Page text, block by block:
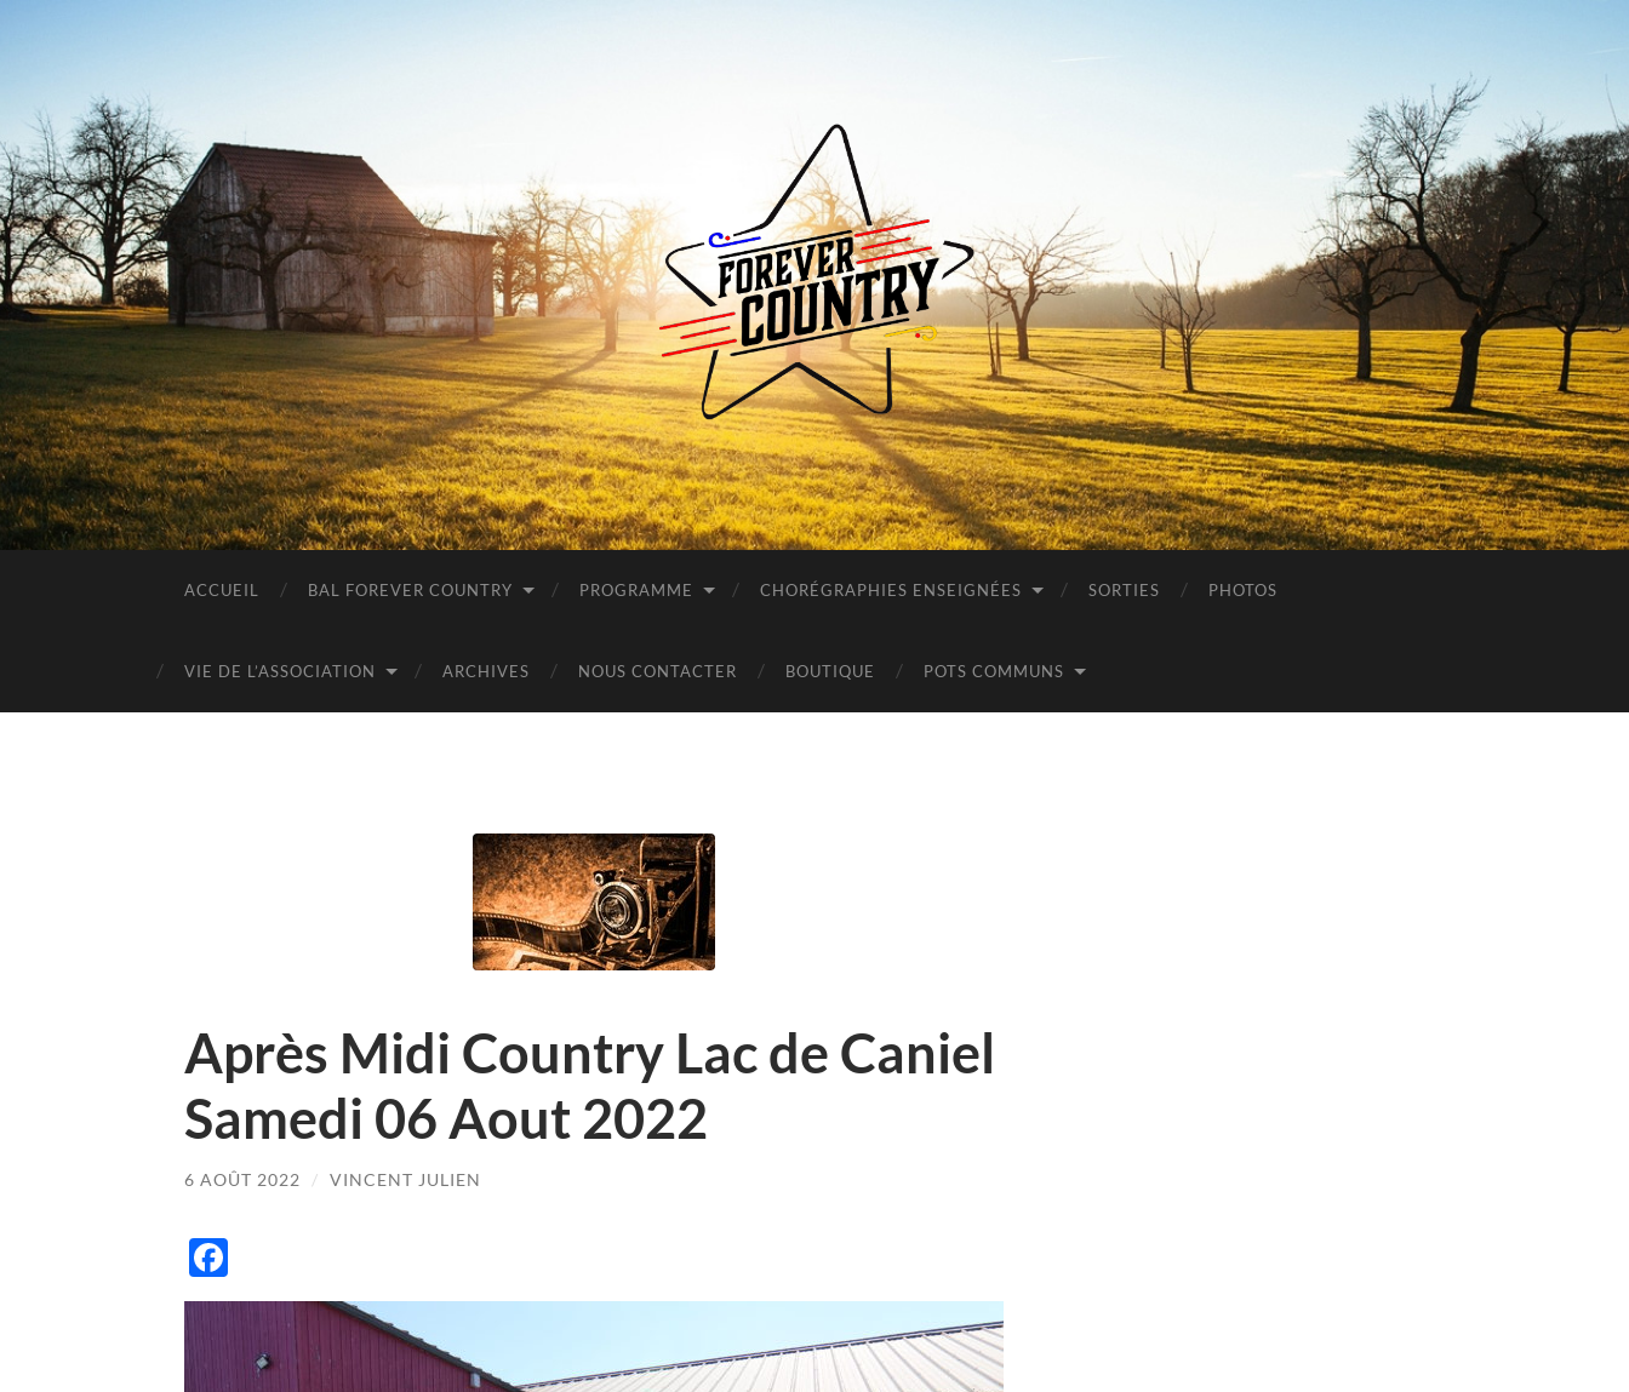
Forever
Country
ACCUEIL BAL FOREVER COUNTRY PROGRAMME CHORÉGRAPHIES ENSEIGNÉES SORTIES PHOTOS
VIE DE L’ASSOCIATION ARCHIVES NOUS CONTACTER BOUTIQUE POTS COMMUNS
Après Midi Country Lac de Caniel
Samedi 06 Aout 2022
6 AOÛT 2022 / VINCENT JULIEN